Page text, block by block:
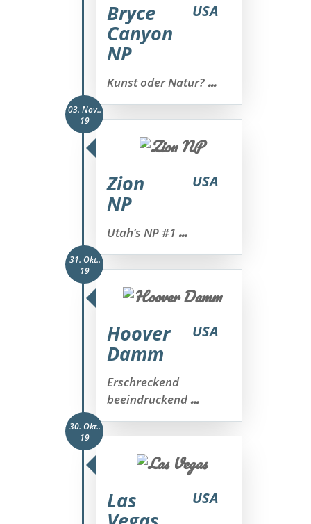
Bryce
Canyon
NP
USA
Kunst oder Natur?...
03. Nov..
19
Zion
NP
USA
Utah’s NP #1...
31. Okt..
19
Hoover
Damm
USA
Erschreckend
beeindruckend...
30. Okt..
19
Las
USA